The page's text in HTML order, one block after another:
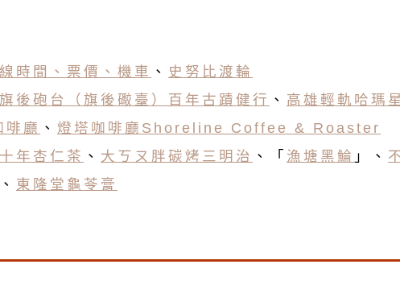
時間、票價、機車 、 史努比渡輪
旗後砲台（旗後礮臺）百年古蹟健行 、 高雄輕軌哈瑪星
啡廳 、 燈塔咖啡廳Shoreline Coffee & Roaster
年杏仁茶 、 大ㄎㄡ胖碳烤三明治 、「 漁塘黑鯩 」、
、 東隆堂龜苓膏